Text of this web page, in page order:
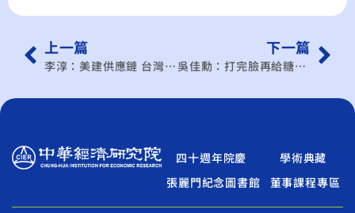
上一篇
李淳：美建供應鏈 台灣的機會與挑戰
下一篇
吳佳勳：打完臉再給糖 農林22條沒新意
四十週年院慶
學術典藏
張麗門紀念圖書館
董事課程專區